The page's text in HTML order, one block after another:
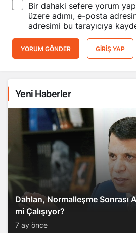
Bir dahaki sefere yorum
üzere adımı, e-posta
adresimi bu tarayıcıya
YORUM GÖNDER GIRIŞ YAP
Yeni Haberler
Dahlan, Normalleşme Sonrası
mi Çalışıyor?
7 ay önce